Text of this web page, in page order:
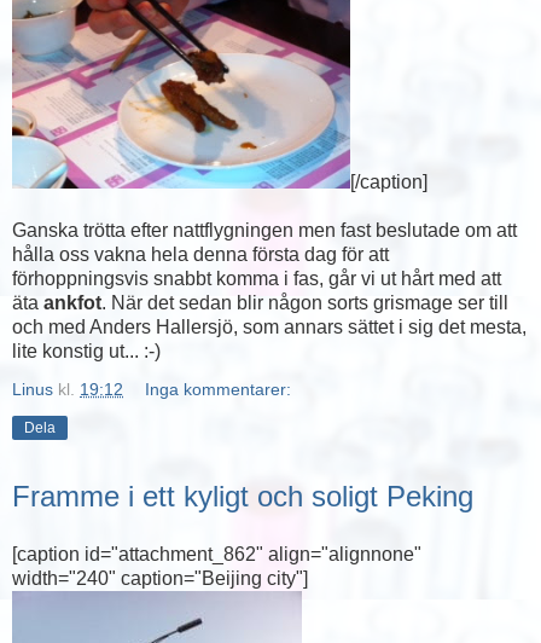
[/caption]
Ganska trötta efter nattflygningen men fast beslutade om att
hålla oss vakna hela denna första dag för att
förhoppningsvis snabbt komma i fas, går vi ut hårt med att
äta ankfot. När det sedan blir någon sorts grismage ser till
och med Anders Hallersjö, som annars sättet i sig det mesta,
lite konstig ut... :-)
Linus kl. 19:12 Inga kommentarer:
Dela
Framme i ett kyligt och soligt Peking
[caption id="attachment_862" align="alignnone"
width="240" caption="Beijing city"]